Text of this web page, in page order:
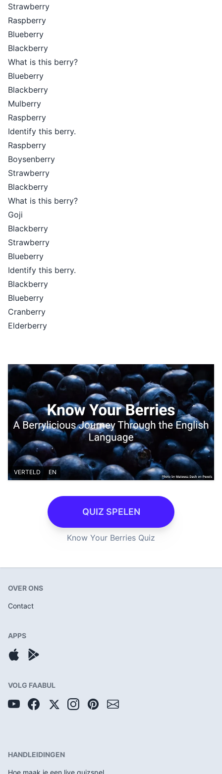
Strawberry
Raspberry
Blueberry
Blackberry
What is this berry?
Blueberry
Blackberry
Mulberry
Raspberry
Identify this berry.
Raspberry
Boysenberry
Strawberry
Blackberry
What is this berry?
Goji
Blackberry
Strawberry
Blueberry
Identify this berry.
Blackberry
Blueberry
Cranberry
Elderberry
VERTELD EN
QUIZ SPELEN
Know Your Berries Quiz
OVER ONS
Contact
APPS
VOLG FAABUL
HANDLEIDINGEN